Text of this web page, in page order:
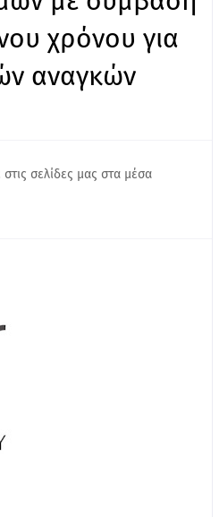
χρόνου για
αναγκών
σελίδες μας στα μέσα